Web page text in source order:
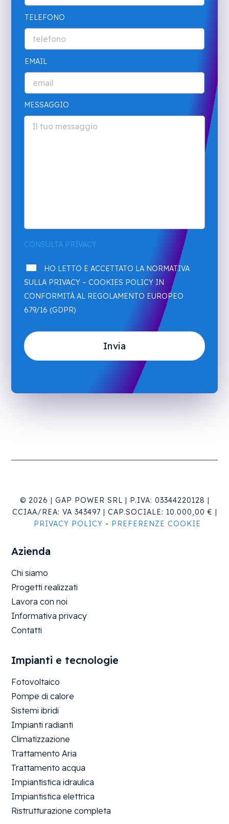
TELEFONO
EMAIL
MESSAGGIO
CONSULTA PRIVACY
HO LETTO E ACCETTATO LA NORMATIVA
SULLA PRIVACY – COOKIES POLICY IN
CONFORMITÀ AL REGOLAMENTO EUROPEO
679/16 (GDPR)
© 2026 | GAP POWER SRL | P.IVA: 03344220128 |
CCIAA/REA: VA 343497 | CAP.SOCIALE: 10.000,00 € |
PRIVACY POLICY - PREFERENZE COOKIE
Azienda
Chi siamo
Progetti realizzati
Lavora con noi
Informativa privacy
Contatti
Impianti e tecnologie
Fotovoltaico
Pompe di calore
Sistemi ibridi
Impianti radianti
Climatizzazione
Trattamento Aria
Trattamento acqua
Impiantistica idraulica
Impiantistica elettrica
Ristrutturazione completa